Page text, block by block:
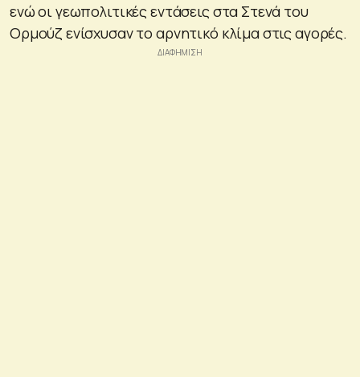
ενώ οι γεωπολιτικές εντάσεις στα Στενά του
Ορμούζ ενίσχυσαν το αρνητικό κλίμα στις αγορές.